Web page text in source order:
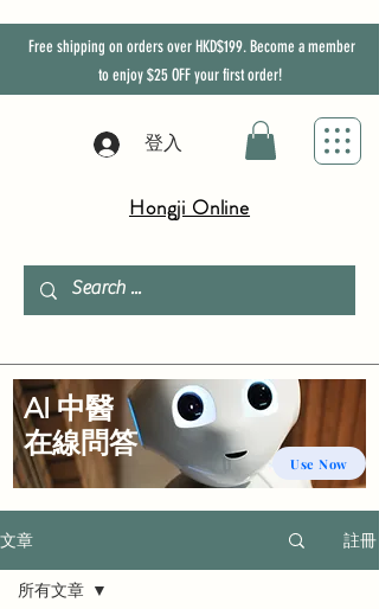
Free shipping on orders over HKD$199. Become a member
to enjoy$25 OFFyour first order!
登入
Hongji Online
文章 註冊
所有文章
Use Now
AI 中醫
​在線問答